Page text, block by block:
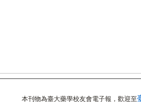
本刊物為臺大藥學校友會電子報，歡迎至